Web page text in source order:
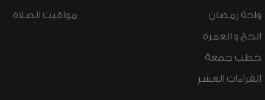
واحة رمضان
الحج و العمرة
خطب جمعة
القراءات العشر
مواقيت الصلاة